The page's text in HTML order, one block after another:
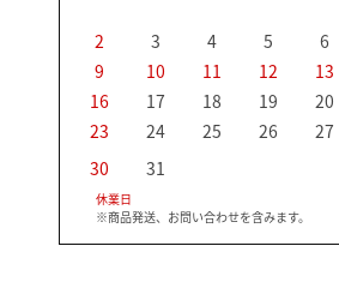
2
3 4 5 6
9
10 11 12 13
16
17 18 19 20
23
24 25 26 27
30
31
休業日
※商品発送、お問い合わせを含みます。